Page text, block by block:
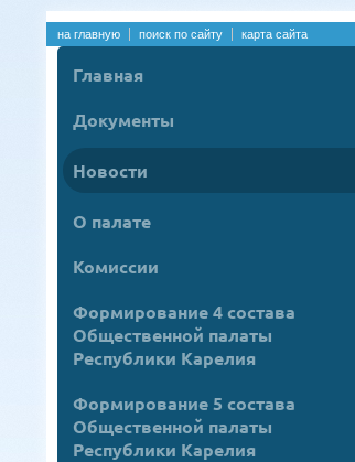
на главную поиск по сайту карта сайта
Главная
Документы
Новости
О палате
Комиссии
Формирование 4 состава
Общественной палаты
Республики Карелия
Формирование 5 состава
Общественной палаты
Республики Карелия